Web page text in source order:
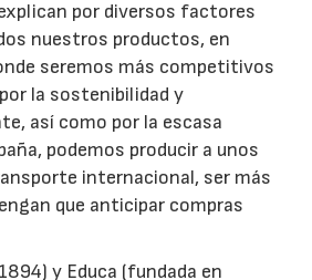
por diversos factores
nuestros productos, en
seremos más competitivos
la sostenibilidad y
así como por la escasa
podemos producir a unos
internacional, ser más
que anticipar compras
y Educa (fundada en